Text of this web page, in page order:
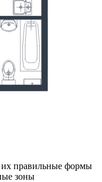
правильные формы
зоны